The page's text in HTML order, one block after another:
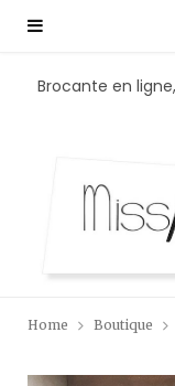
Brocante en
Home Boutique